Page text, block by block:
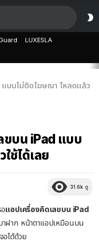
LUXESLA
แบบไม่ติดโฆษณา โหลดแล้ว
ขบน iPad แบบ
ช้ได้เลย
31.6k ดู
แอปเครื่องคิดเลขบน iPad
ฝาก หน้าตาแอปเหมือนบน
ได้ด้วย